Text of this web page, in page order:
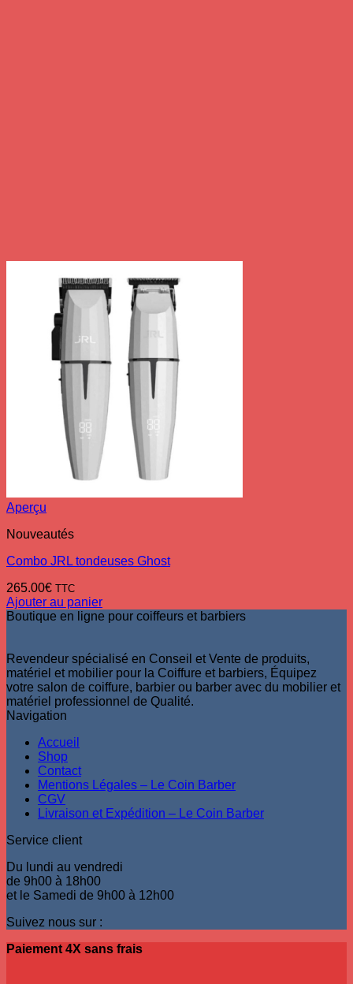
Aperçu
Nouveautés
Combo JRL tondeuses Ghost
265.00€ TTC
Ajouter au panier
Boutique en ligne pour coiffeurs et barbiers
Revendeur spécialisé en Conseil et Vente de produits,
matériel et mobilier pour la Coiffure et barbiers, Équipez
votre salon de coiffure, barbier ou barber avec du mobilier et
matériel professionnel de Qualité.
Navigation
Accueil
Shop
Contact
Mentions Légales – Le Coin Barber
CGV
Livraison et Expédition – Le Coin Barber
Service client
Du lundi au vendredi
de 9h00 à 18h00
et le Samedi de 9h00 à 12h00
Suivez nous sur :
Paiement 4X sans frais